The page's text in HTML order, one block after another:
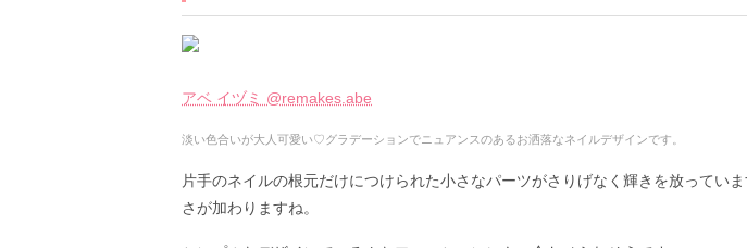
アベ イヅミ @remakes.abe
淡い色合いが大人可愛い♡グラデーションでニュアンスのあるお洒落なネイルデザインです。
片手のネイルの根元だけにつけられた小さなパーツがさりげなく輝きを放ってい
さが加わりますね。